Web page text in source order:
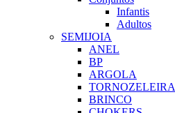
Infantis
Adultos
SEMIJOIA
ANEL
BP
ARGOLA
TORNOZELEIRA
BRINCO